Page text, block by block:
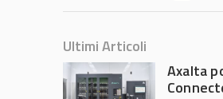
Ultimi Articoli
Axalta